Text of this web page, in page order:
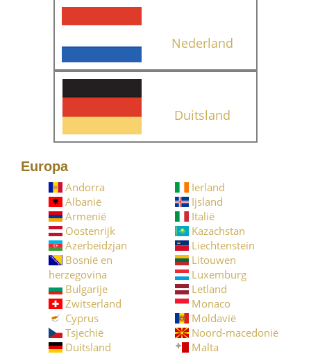
Nederland
Duitsland
Europa
Andorra
Albanië
Armenië
Oostenrijk
Azerbeidzjan
Bosnië en
herzegovina
Bulgarije
Zwitserland
Cyprus
Tsjechië
Duitsland
Ierland
Ijsland
Italië
Kazachstan
Liechtenstein
Litouwen
Luxemburg
Letland
Monaco
Moldavië
Noord-macedonië
Malta